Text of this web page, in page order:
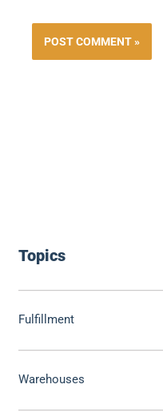
Topics
Fulfillment
Warehouses